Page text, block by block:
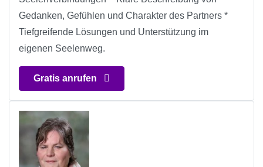
Gedanken, Gefühlen und Charakter des Partners *
Tiefgreifende Lösungen und Unterstützung im
eigenen Seelenweg.
Gratis anrufen